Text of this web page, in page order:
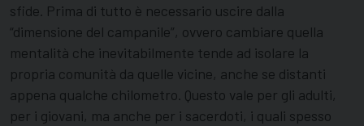
sfide. Prima di tutto è necessario uscire dalla
“dimensione del campanile”, ovvero cambiare quella
mentalità che inevitabilmente tende ad isolare la
propria comunità da quelle vicine, anche se distanti
appena qualche chilometro. Questo vale per gli adulti,
per i giovani, ma anche per i sacerdoti, i quali spesso